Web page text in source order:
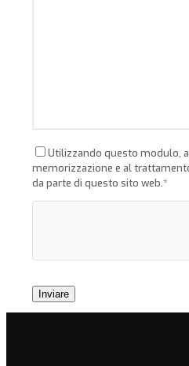
Utilizzando questo modulo,
memorizzazione e al
da parte di questo sito web.*